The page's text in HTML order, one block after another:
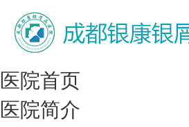
医院首页
医院简介